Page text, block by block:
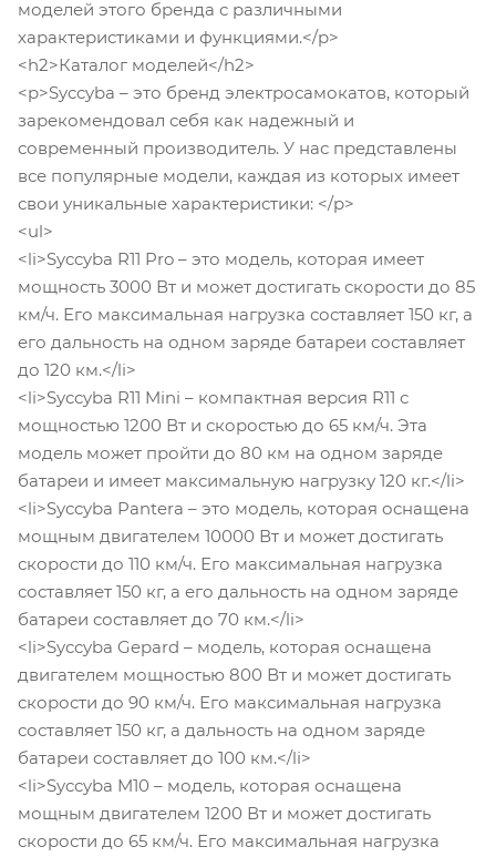
моделей этого бренда с различными
характеристиками и функциями.</p>
<h2>Каталог моделей</h2>
<p>Syccyba – это бренд электросамокатов, который
зарекомендовал себя как надежный и
современный производитель. У нас представлены
все популярные модели, каждая из которых имеет
свои уникальные характеристики: </p>
<ul>
<li>Syccyba R11 Pro – это модель, которая имеет
мощность 3000 Вт и может достигать скорости до 85
км/ч. Его максимальная нагрузка составляет 150 кг, а
его дальность на одном заряде батареи составляет
до 120 км.</li>
<li>Syccyba R11 Mini – компактная версия R11 с
мощностью 1200 Вт и скоростью до 65 км/ч. Эта
модель может пройти до 80 км на одном заряде
батареи и имеет максимальную нагрузку 120 кг.</li>
<li>Syccyba Pantera – это модель, которая оснащена
мощным двигателем 10000 Вт и может достигать
скорости до 110 км/ч. Его максимальная нагрузка
составляет 150 кг, а его дальность на одном заряде
батареи составляет до 70 км.</li>
<li>Syccyba Gepard – модель, которая оснащена
двигателем мощностью 800 Вт и может достигать
скорости до 90 км/ч. Его максимальная нагрузка
составляет 150 кг, а дальность на одном заряде
батареи составляет до 100 км.</li>
<li>Syccyba M10 – модель, которая оснащена
мощным двигателем 1200 Вт и может достигать
скорости до 65 км/ч. Его максимальная нагрузка